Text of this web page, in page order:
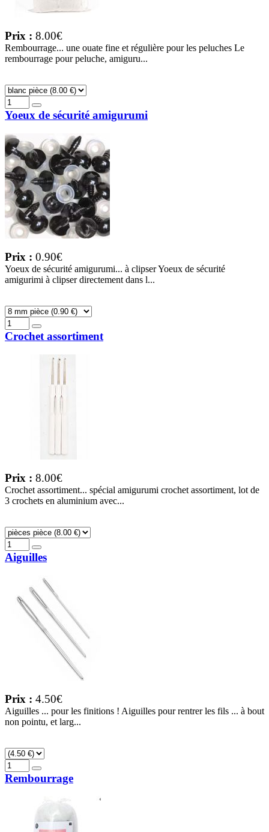
Prix : 8.00€
Rembourrage... une ouate fine et régulière pour les peluches Le
rembourrage pour peluche, amiguru...
Yoeux de sécurité amigurumi
Prix : 0.90€
Yoeux de sécurité amigurumi... à clipser Yoeux de sécurité
amigurimi à clipser directement dans l...
Crochet assortiment
Prix : 8.00€
Crochet assortiment... spécial amigurumi crochet assortiment, lot de
3 crochets en aluminium avec...
Aiguilles
Prix : 4.50€
Aiguilles ... pour les finitions ! Aiguilles pour rentrer les fils ... à bout
non pointu, et larg...
Rembourrage